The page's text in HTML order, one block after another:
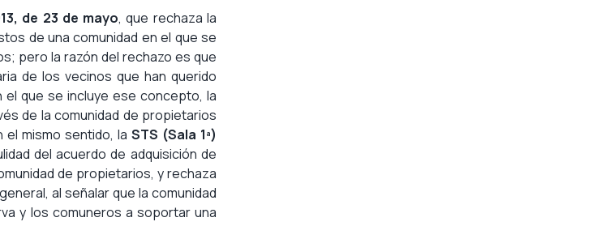
de 23 de mayo, que rechaza la
de una comunidad en el que se
pero la razón del rechazo es que
de los vecinos que han querido
que se incluye ese concepto, la
de la comunidad de propietarios
el mismo sentido, laSTS (Sala 1ª)
del acuerdo de adquisición de
de propietarios, y rechaza
al señalar que la comunidad
y los comuneros a soportar una